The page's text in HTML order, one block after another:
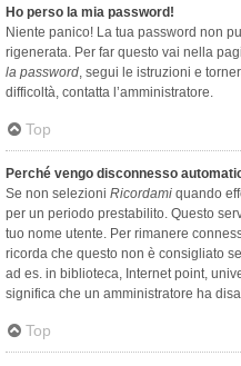
Ho perso la mia password!
Niente panico! La tua password non
rigenerata. Per far questo vai nella
la password, segui le istruzioni e
difficoltà, contatta l’amministratore.
Top
Perché vengo disconnesso
Se non selezioni Ricordami quando
per un periodo prestabilito. Questo
tuo nome utente. Per rimanere
ricorda che questo non è consigliato
ad es. in biblioteca, Internet point,
significa che un amministratore ha
Top